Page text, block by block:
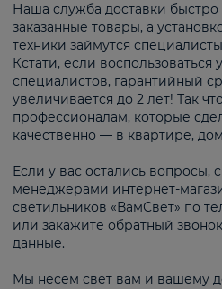
Наша служба доставки быстро
заказанные товары, а
техники займутся
Кстати, если воспользоваться
специалистов, гарантийный
увеличивается до 2 лет! Так
профессионалам, которые
качественно — в квартире,
Если у вас остались вопросы,
менеджерами интернет-
светильников «ВамСвет» по
или закажите обратный
данные.
Мы несем свет вам и вашему